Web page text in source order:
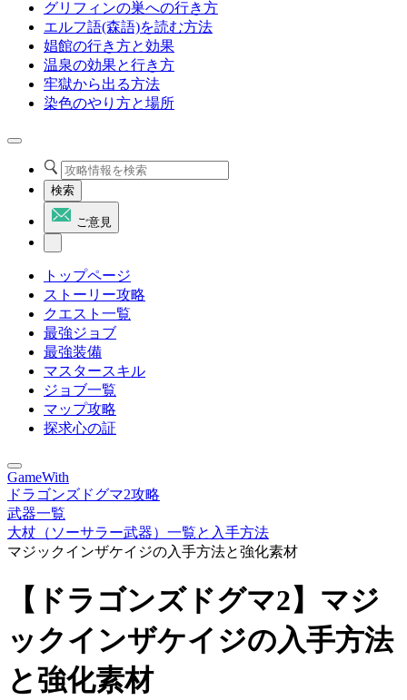
グリフィンの巣への行き方
エルフ語(森語)を読む方法
娼館の行き方と効果
温泉の効果と行き方
牢獄から出る方法
染色のやり方と場所
検索
ご意見
トップページ
ストーリー攻略
クエスト一覧
最強ジョブ
最強装備
マスタースキル
ジョブ一覧
マップ攻略
探求心の証
GameWith
ドラゴンズドグマ2攻略
武器一覧
大杖（ソーサラー武器）一覧と入手方法
マジックインザケイジの入手方法と強化素材
【ドラゴンズドグマ2】マジ
ックインザケイジの入手方法
と強化素材